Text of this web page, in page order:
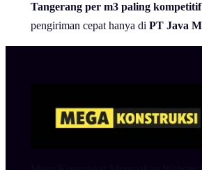
Tangerang per m3 paling kompetitif
pengiriman cepat hanya di PT Java